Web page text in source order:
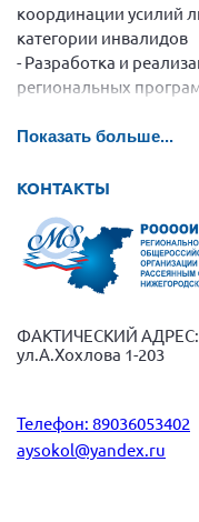
Пятый съезд
Шестой съезд
ОФ «Фонд
склерозом»
Новости: Казахстан
Письма и
Нормативно-
Методическая
Публичные
Исследования,
Всероссийская
Всероссийская
"Рассеянный
координации усилий
категории инвалидов
- Разработка и
региональных
Показать больше...
КОНТАКТЫ
ФАКТИЧЕСКИЙ АДРЕС:
ул.А.Хохлова 1-203
Телефон: 89036053402
aysokol@yandex.ru